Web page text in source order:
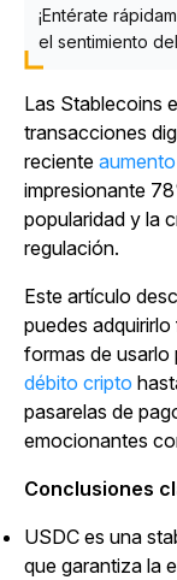
¡Entérate
el sentimiento
Las Stablecoins
transacciones
reciente
impresionante
popularidad y la
regulación.
Este artículo
puedes
formas de usarlo
débito cripto
pasarelas de
emocionantes
Conclusiones
USDC es una
que garantiza la